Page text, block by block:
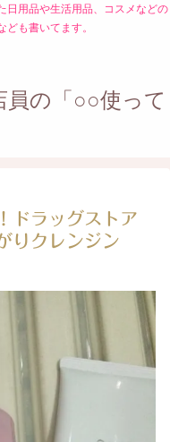
日用品や生活用品、コスメなどの
も書いてます。
の「○○使って
ドラッグストア
りクレンジン